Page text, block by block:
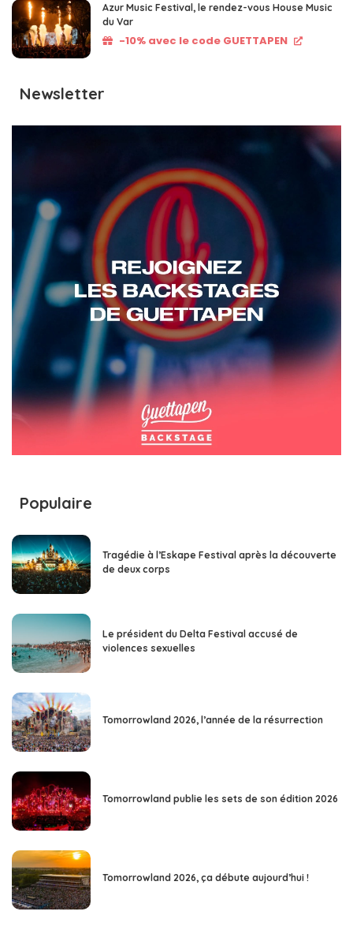
Azur Music Festival, le rendez-vous House Music
du Var
-10% avec le code GUETTAPEN
Newsletter
Populaire
Tragédie à l’Eskape Festival après la découverte
de deux corps
Le président du Delta Festival accusé de
violences sexuelles
Tomorrowland 2026, l’année de la résurrection
Tomorrowland publie les sets de son édition 2026
Tomorrowland 2026, ça débute aujourd’hui !